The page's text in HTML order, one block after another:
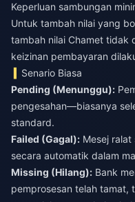
Keperluan sambungan
Untuk tambah nilai yang
tambah nilai Chamet tidak
keizinan pembayaran
Senario Biasa
Pending (Menunggu):
pengesahan—biasanya
standard.
Failed (Gagal): Mesej
secara automatik dalam
Missing (Hilang): Bank
pemprosesan telah